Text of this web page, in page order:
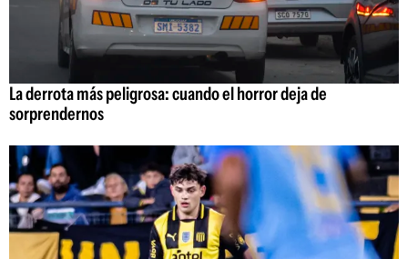
La derrota más peligrosa: cuando el horror deja de
sorprendernos